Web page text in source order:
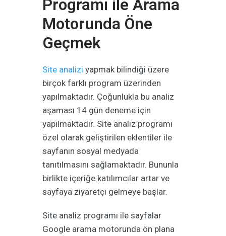
Programı ile Arama
Motorunda Öne
Geçmek
Site analizi yapmak bilindiği üzere
birçok farklı program üzerinden
yapılmaktadır. Çoğunlukla bu analiz
aşaması 14 gün deneme için
yapılmaktadır. Site analiz programı
özel olarak geliştirilen eklentiler ile
sayfanın sosyal medyada
tanıtılmasını sağlamaktadır. Bununla
birlikte içeriğe katılımcılar artar ve
sayfaya ziyaretçi gelmeye başlar.
Site analiz programı ile sayfalar
Google arama motorunda ön plana